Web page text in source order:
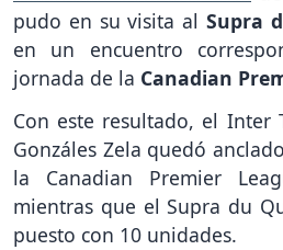
pudo en su visita al Supra
en un encuentro
jornada de la Canadian
Con este resultado, el Inter
Gonzáles Zela quedó
la Canadian Premier
mientras que el Supra du
puesto con 10 unidades.